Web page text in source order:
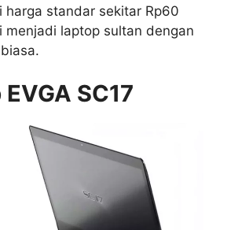
harga standar sekitar Rp60
menjadi laptop sultan dengan
SC17